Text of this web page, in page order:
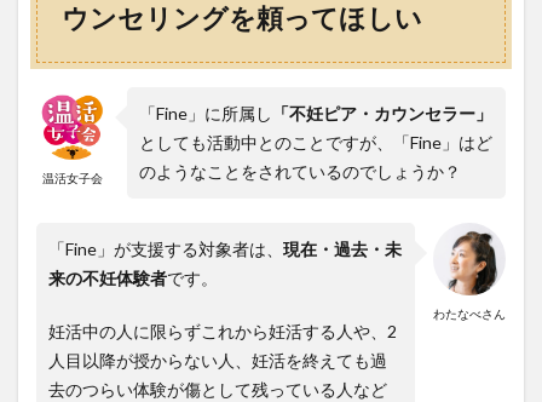
ウンセリングを頼ってほしい
温活女子会
「Fine」に所属し 「不妊ピア・カウンセラー」
としても活動中とのことですが、「Fine」はど
のようなことをされているのでしょうか？
わたなべさん
「Fine」が支援する対象者は、 現在・過去・未
来の不妊体験者です。
妊活中の人に限らずこれから妊活する人や、2
人目以降が授からない人、妊活を終えても過
去のつらい体験が傷として残っている人など